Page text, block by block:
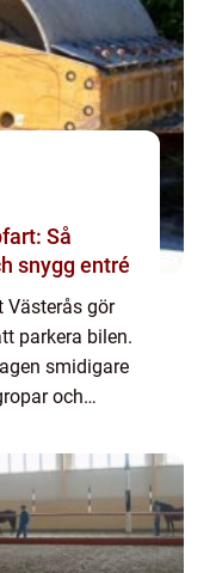
Så
snygg entré
Västerås gör
parkera bilen.
smidigare
och